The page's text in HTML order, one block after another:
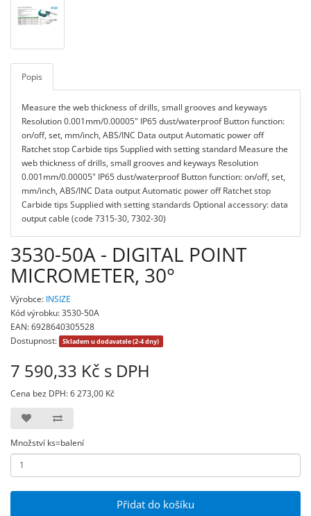
Popis
Measure the web thickness of drills, small grooves and keyways
Resolution 0.001mm/0.00005" IP65 dust/waterproof Button function:
on/off, set, mm/inch, ABS/INC Data output Automatic power off
Ratchet stop Carbide tips Supplied with setting standard Measure the
web thickness of drills, small grooves and keyways Resolution
0.001mm/0.00005" IP65 dust/waterproof Button function: on/off, set,
mm/inch, ABS/INC Data output Automatic power off Ratchet stop
Carbide tips Supplied with setting standards Optional accessory: data
output cable (code 7315-30, 7302-30)
3530-50A - DIGITAL POINT
MICROMETER, 30°
Výrobce: INSIZE
Kód výrobku: 3530-50A
EAN: 6928640305528
Dostupnost:
Skladem u dodavatele (2-4 dny)
7 590,33 Kč s DPH
Cena bez DPH: 6 273,00 Kč
Množství ks=balení
Přidat do košíku